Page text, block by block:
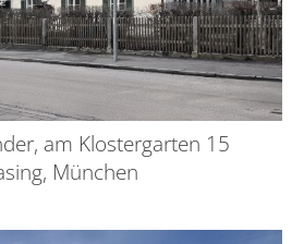
am Klostergarten 15
München